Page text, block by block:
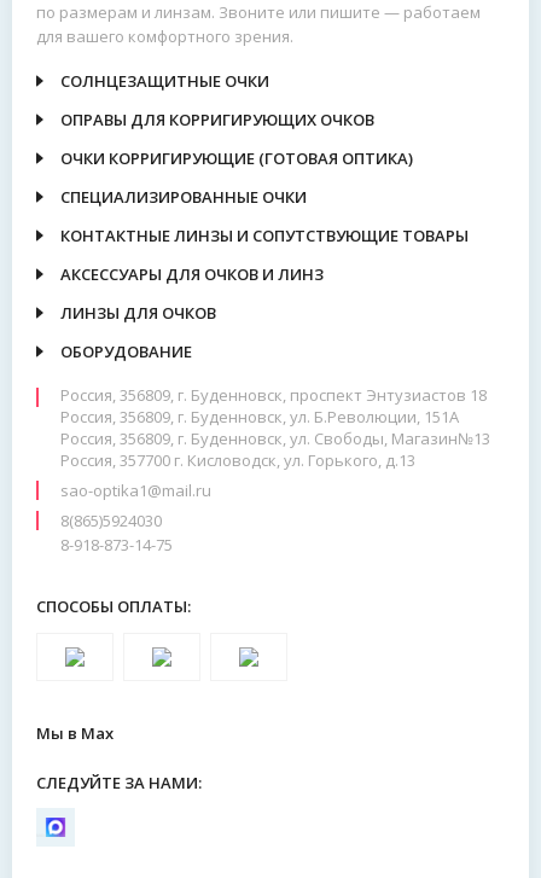
по размерам и линзам. Звоните или пишите — работаем
для вашего комфортного зрения.
СОЛНЦЕЗАЩИТНЫЕ ОЧКИ
ОПРАВЫ ДЛЯ КОРРИГИРУЮЩИХ ОЧКОВ
ОЧКИ КОРРИГИРУЮЩИЕ (ГОТОВАЯ ОПТИКА)
СПЕЦИАЛИЗИРОВАННЫЕ ОЧКИ
КОНТАКТНЫЕ ЛИНЗЫ И СОПУТСТВУЮЩИЕ ТОВАРЫ
АКСЕССУАРЫ ДЛЯ ОЧКОВ И ЛИНЗ
ЛИНЗЫ ДЛЯ ОЧКОВ
ОБОРУДОВАНИЕ
Россия, 356809, г. Буденновск, проспект Энтузиастов 18
Россия, 356809, г. Буденновск, ул. Б.Революции, 151А
Россия, 356809, г. Буденновск, ул. Свободы, Магазин№13
Россия, 357700 г. Кисловодск, ул. Горького, д.13
sao-optika1@mail.ru
8(865)5924030
8-918-873-14-75
СПОСОБЫ ОПЛАТЫ:
Мы в Max
СЛЕДУЙТЕ ЗА НАМИ: